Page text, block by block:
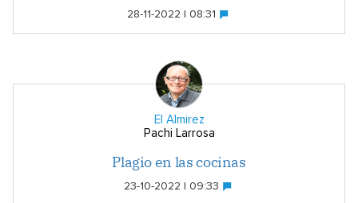
28-11-2022 | 08:31
El Almirez
Pachi Larrosa
Plagio en las cocinas
23-10-2022 | 09:33